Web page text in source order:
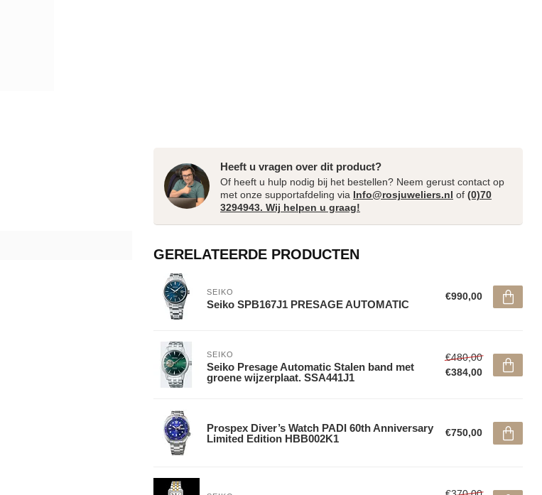
Heeft u vragen over dit product?
Of heeft u hulp nodig bij het bestellen? Neem gerust contact op
met onze supportafdeling via Info@rosjuweliers.nl of (0)70
3294943. Wij helpen u graag!
GERELATEERDE PRODUCTEN
SEIKO
Seiko SPB167J1 PRESAGE AUTOMATIC
€990,00
SEIKO
Seiko Presage Automatic Stalen band met
groene wijzerplaat. SSA441J1
€480,00
€384,00
Prospex Diver’s Watch PADI 60th Anniversary
Limited Edition HBB002K1
€750,00